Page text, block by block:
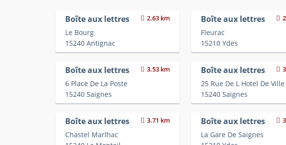
Boîte aux lettres 2.63 km
Le Bourg
15240 Antignac
Boîte aux lettres
Fleurac
15210 Ydes
Boîte aux lettres 3.53 km
6 Place De La Poste
15240 Saignes
Boîte aux lettres
25 Rue De L Hotel De Ville
15240 Saignes
Boîte aux lettres 3.71 km
Chastel Marlhac
Boîte aux lettres
La Gare De Saignes